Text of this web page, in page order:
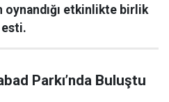
oynandığı etkinlikte birlik
esti.
Parkı’nda Buluştu